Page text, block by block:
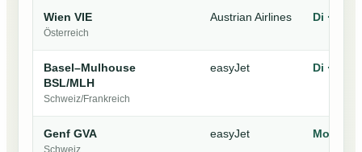
Wien VIE
Österreich
Austrian Airlines Di · Sa
Basel–Mulhouse
BSL/MLH
Schweiz/Frankreich
easyJet Di · Mi ·
Genf GVA easyJet Mo · Mi